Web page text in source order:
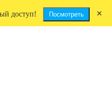
доступ! Посмотреть ×